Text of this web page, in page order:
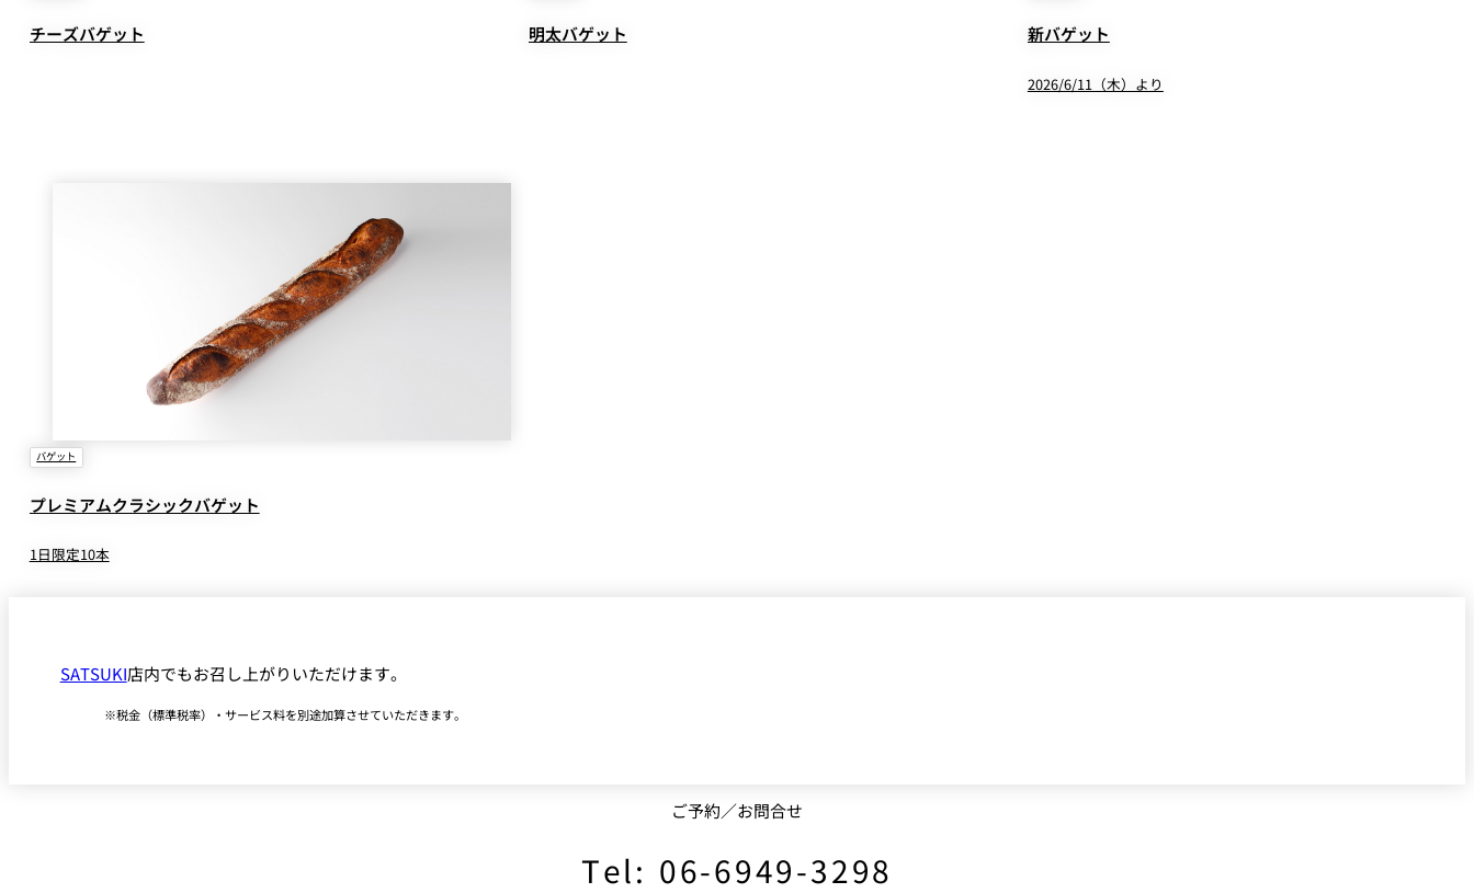
リシー及びキャッシュレ
チーズバゲット 明太バゲット 新バゲット
2026/6/11（木）より
バゲット
プレミアムクラシックバゲット
1日限定10本
SATSUKI店内でもお召し上がりいただけます。
税金（標準税率）・サービス料を別途加算させていただきます。
ご予約／お問合せ
Tel: 06-6949-3298